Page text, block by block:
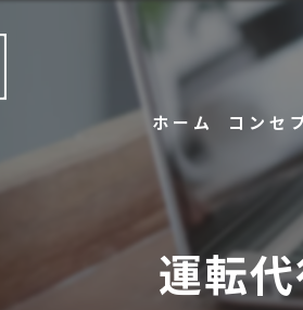
ホーム コンセ
運転